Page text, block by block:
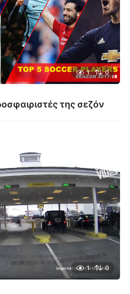
1 0
της σεζόν
1 0